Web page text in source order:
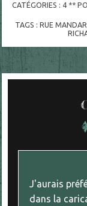
CATÉGORIES : 4 **
TAGS : RUE
J'aurais
dans la